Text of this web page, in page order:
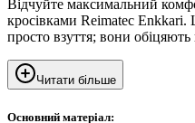
Відчуйте максимальний
кросівками Reimatec
просто взуття; вони обіцяють
Читати більше
Основний матеріал: